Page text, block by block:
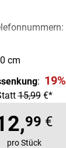
cm
: 19%
15,99€*
99 €
pro Stück